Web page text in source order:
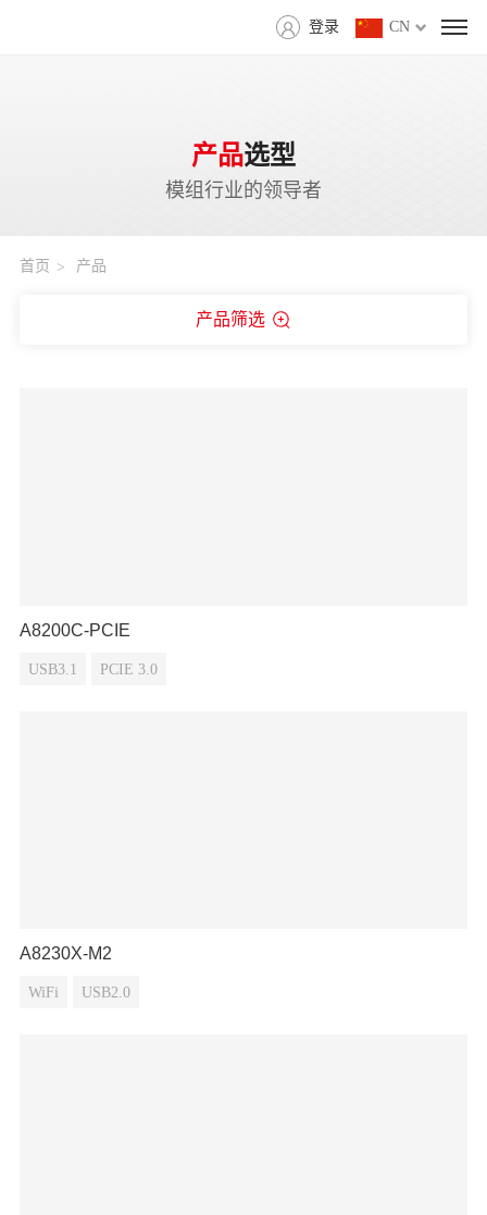
CN
登录
产品选型
模组行业的领导者
首页 产品
产品筛选
A8200C-PCIE
USB3.1 PCIE 3.0
A8230X-M2
WiFi USB2.0